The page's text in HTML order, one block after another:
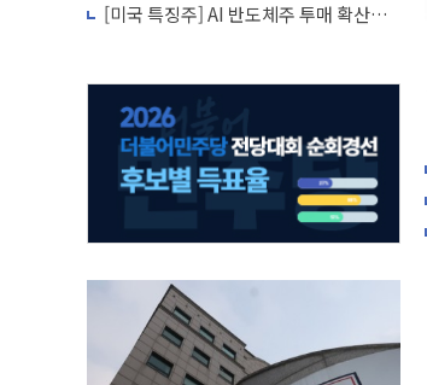
자·SK하이닉스 증설 '위험신호'
[미국 특징주] AI 반도체주 투매 확산…